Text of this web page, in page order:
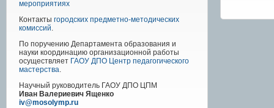
мероприятиях
Контакты городских предметно-методических
комиссий.
По поручению Департамента образования и
науки координацию организационной работы
осуществляет ГАОУ ДПО Центр педагогического
мастерства.
Научный руководитель ГАОУ ДПО ЦПМ
Иван Валериевич Ященко
iv@mosolymp.ru